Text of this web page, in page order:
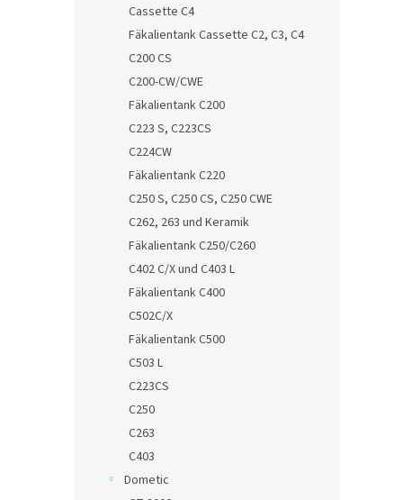
Cassette C4
Fäkalientank Cassette C2, C3, C4
C200 CS
C200-CW/CWE
Fäkalientank C200
C223 S, C223CS
C224CW
Fäkalientank C220
C250 S, C250 CS, C250 CWE
C262, 263 und Keramik
Fäkalientank C250/C260
C402 C/X und C403 L
Fäkalientank C400
C502C/X
Fäkalientank C500
C503 L
C223CS
C250
C263
C403
Dometic